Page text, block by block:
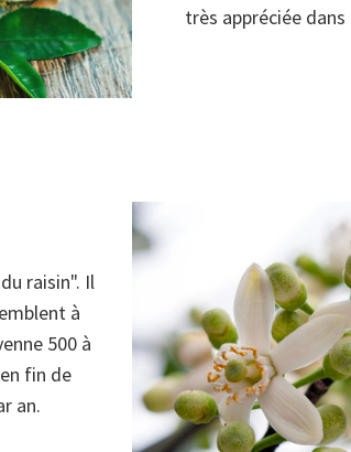
très appréciée
raisin". Il
à
500 à
fin de
an.